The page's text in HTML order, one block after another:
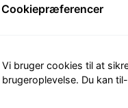
lidt
Cookiepræferencer
Vi bruger cookies til at
brugeroplevelse. Du kan